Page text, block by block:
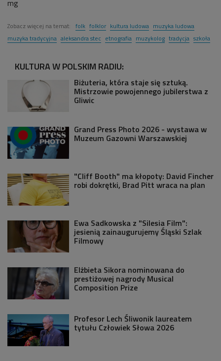
mg
Zobacz więcej na temat: folk folklor kultura ludowa muzyka ludowa
muzyka tradycyjna aleksandra stec etnografia muzykolog tradycja szkoła
KULTURA W POLSKIM RADIU:
Biżuteria, która staje się sztuką.
Mistrzowie powojennego jubilerstwa z
Gliwic
Grand Press Photo 2026 - wystawa w
Muzeum Gazowni Warszawskiej
"Cliff Booth" ma kłopoty: David Fincher
robi dokrętki, Brad Pitt wraca na plan
Ewa Sadkowska z "Silesia Film":
jesienią zainaugurujemy Śląski Szlak
Filmowy
Elżbieta Sikora nominowana do
prestiżowej nagrody Musical
Composition Prize
Profesor Lech Śliwonik laureatem
tytułu Człowiek Słowa 2026